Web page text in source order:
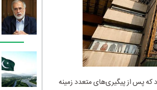
در گذشته ۱۲۹ ساختمان بود که پس از پیگیری‌های متعدد زمینه